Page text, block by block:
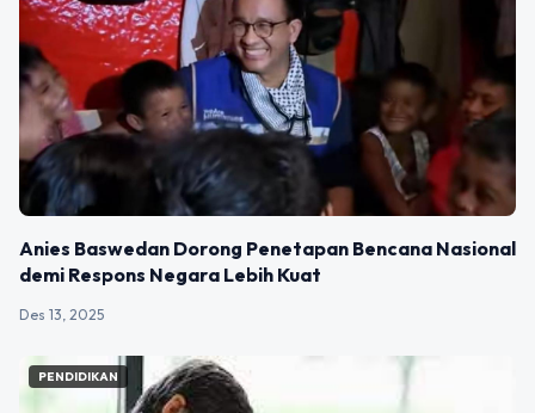
Anies Baswedan Dorong Penetapan Bencana Nasional
demi Respons Negara Lebih Kuat
Des 13, 2025
PENDIDIKAN